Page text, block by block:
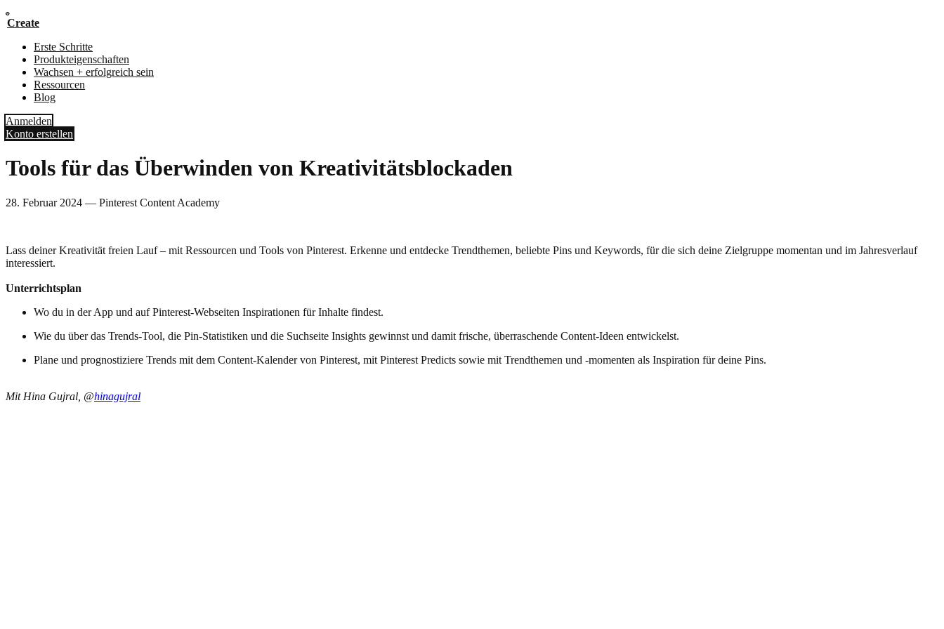
Create
Erste Schritte
Produkteigenschaften
Wachsen + erfolgreich sein
Ressourcen
Blog
Anmelden
Konto erstellen
Tools für das Überwinden von Kreativitätsblockaden
28. Februar 2024 — Pinterest Content Academy
Lass deiner Kreativität freien Lauf – mit Ressourcen und Tools von Pinterest. Erkenne und entdecke Trendthemen, beliebte Pins und Keywords, für die sich deine Zielgruppe momentan und im Jahresverlauf
interessiert.
Unterrichtsplan
Wo du in der App und auf Pinterest-Webseiten Inspirationen für Inhalte findest.
Wie du über das Trends-Tool, die Pin-Statistiken und die Suchseite Insights gewinnst und damit frische, überraschende Content-Ideen entwickelst.
Plane und prognostiziere Trends mit dem Content-Kalender von Pinterest, mit Pinterest Predicts sowie mit Trendthemen und ‑momenten als Inspiration für deine Pins.
Mit Hina Gujral, @hinagujral